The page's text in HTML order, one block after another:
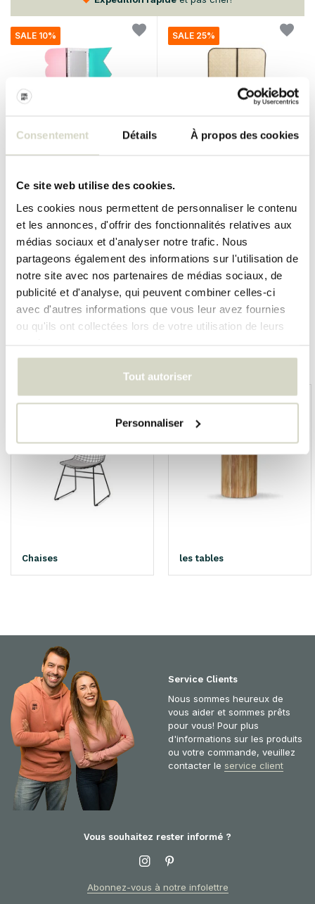
Consentement Détails À propos des cookies
Ce site web utilise des cookies.
Les cookies nous permettent de personnaliser le contenu
et les annonces, d'offrir des fonctionnalités relatives aux
médias sociaux et d'analyser notre trafic. Nous
partageons également des informations sur l'utilisation de
notre site avec nos partenaires de médias sociaux, de
publicité et d'analyse, qui peuvent combiner celles-ci
avec d'autres informations que vous leur avez fournies
ou qu'ils ont collectées lors de votre utilisation de leurs
Tout autoriser
Personnaliser
SALE 10%
grille rouge Superscreen
Taxes incluses
SALE 25%
avec matelas
€2.000,00
Taxes incluses
Chaises les tables
Service Clients
Nous sommes heureux de
vous aider et sommes prêts
pour vous! Pour plus
d'informations sur les produits
ou votre commande, veuillez
contacter le service client
Vous souhaitez rester informé ?
Abonnez-vous à notre infolettre